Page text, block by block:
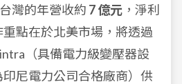
灣的年營收約 7 億元 ，淨利
點在於北美市場，將透過
（具備電力級變壓器設
尼電力公司合格廠商）供